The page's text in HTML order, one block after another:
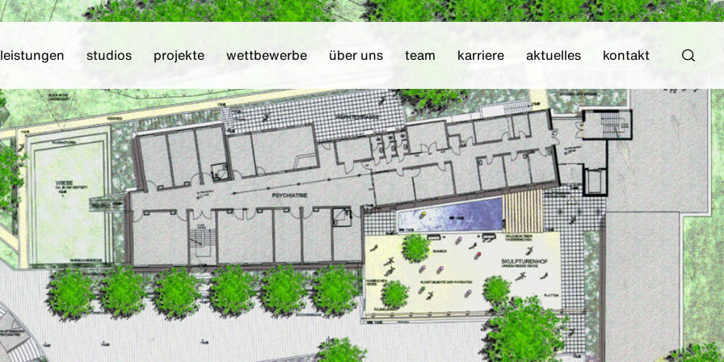
leistungen studios projekte wettbewerbe über uns team karriere aktuelles kontakt